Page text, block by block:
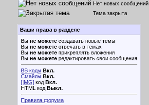
Нет новых сообщений
Тема закрыта
Ваши права в разделе
Вы не можете создавать новые темы
Вы не можете отвечать в темах
Вы не можете прикреплять вложения
Вы не можете редактировать свои сообщения
BB коды Вкл.
Смайлы Вкл.
[IMG] код Вкл.
HTML код Выкл.
Правила форума